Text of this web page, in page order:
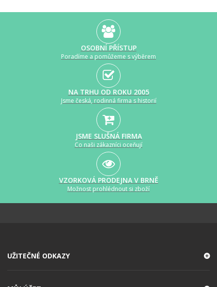
OSOBNÍ PŘÍSTUP
Poradíme a pomůžeme s výběrem
NA TRHU OD ROKU 2005
Jsme česká, rodinná firma s historií
JSME SLUŠNÁ FIRMA
Co naši zákazníci oceňují
VZORKOVÁ PRODEJNA V BRNĚ
Možnost prohlédnout si zboží
UŽITEČNÉ ODKAZY